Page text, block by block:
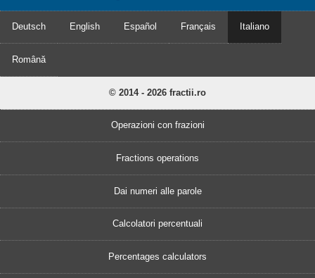
Deutsch English Español Français Italiano
Română
© 2014 - 2026 fractii.ro
Operazioni con frazioni
Fractions operations
Dai numeri alle parole
Calcolatori percentuali
Percentages calculators